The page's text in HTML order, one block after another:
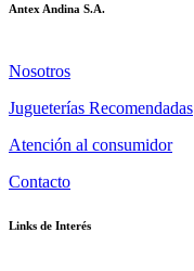
Antex Andina S.A.
Nosotros
Jugueterías Recomendadas
Atención al consumidor
Contacto
Links de Interés